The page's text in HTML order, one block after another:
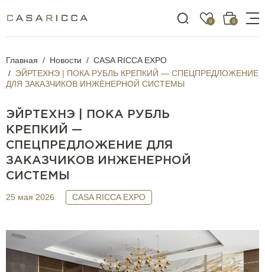
0 0
Главная Новости
CASA RICCA EXPO
ЭЙРТЕХНЭ | ПОКА РУБЛЬ КРЕПКИЙ — СПЕЦПРЕДЛОЖЕНИЕ
ДЛЯ ЗАКАЗЧИКОВ ИНЖЕНЕРНОЙ СИСТЕМЫ
ЭЙРТЕХНЭ | ПОКА РУБЛЬ
КРЕПКИЙ —
СПЕЦПРЕДЛОЖЕНИЕ ДЛЯ
ЗАКАЗЧИКОВ ИНЖЕНЕРНОЙ
СИСТЕМЫ
25 мая 2026 CASA RICCA EXPO